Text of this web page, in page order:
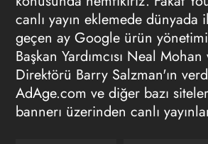
canlı yayın eklemede dünyada
geçen ay Google ürün
Başkan Yardımcısı Neal
Direktörü Barry Salzman'ın
AdAge.com ve diğer bazı
bannerı üzerinden canlı